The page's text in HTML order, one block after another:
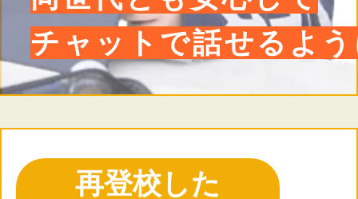
チャットで話せるよ
再登校した